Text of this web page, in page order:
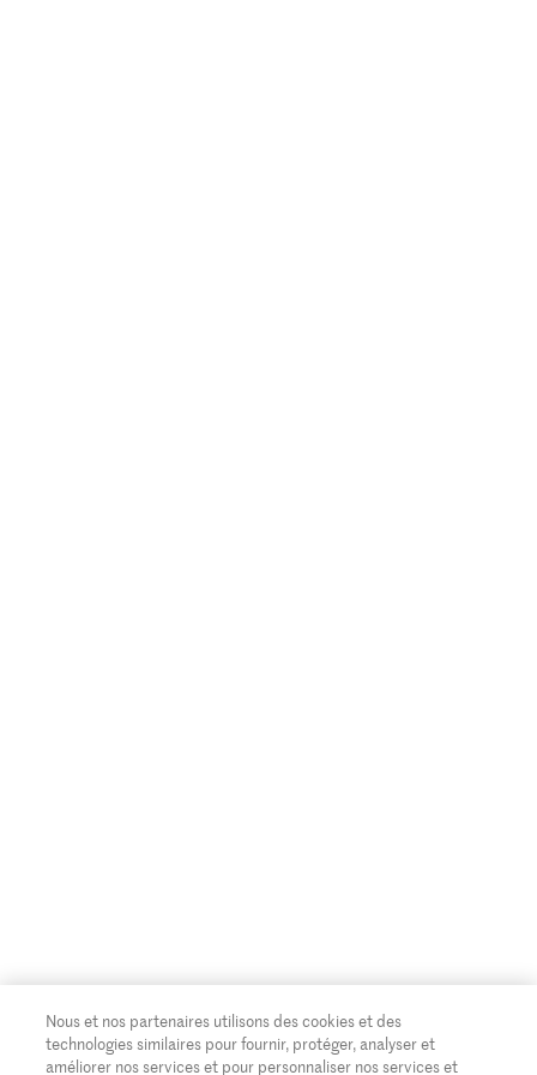
Nous et nos partenaires utilisons des cookies et des
technologies similaires pour fournir, protéger, analyser et
améliorer nos services et pour personnaliser nos services et